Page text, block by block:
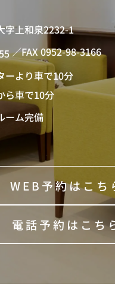
字上和泉2232-1
／FAX 0952-98-3166
ーより車で10分
ら車で10分
ーム完備
WEB予約はこち
電話予約はこち